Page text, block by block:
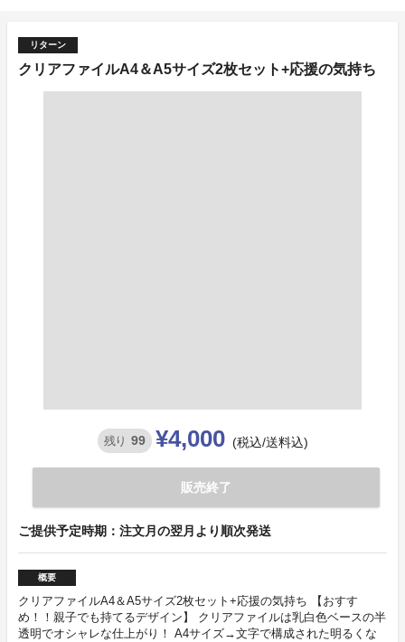
リターン
クリアファイルA4＆A5サイズ2枚セット+応援の気持ち
残り 99 ¥4,000 (税込/送料込)
販売終了
ご提供予定時期：注文月の翌月より順次発送
概要
クリアファイルA4＆A5サイズ2枚セット+応援の気持ち 【おすす
め！！親子でも持てるデザイン】 クリアファイルは乳白色ベースの半
透明でオシャレな仕上がり！ A4サイズ→文字で構成された明るくな